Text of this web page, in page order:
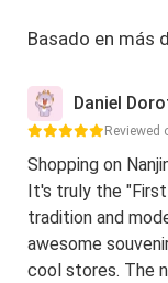
Basado en más
Daniel
Reviewed
Shopping on
It's truly the
tradition and
awesome
cool stores. The